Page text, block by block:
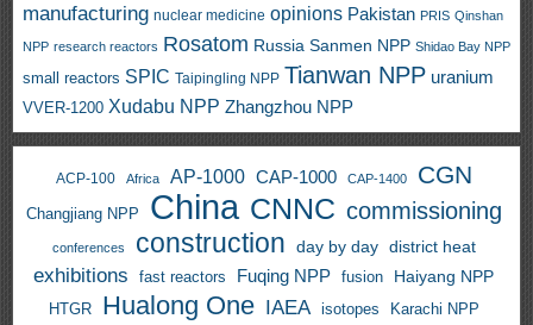
manufacturing nuclear medicine opinions Pakistan PRIS Qinshan
NPP research reactors Rosatom Russia Sanmen NPP Shidao Bay NPP
small reactors SPIC Taipingling NPP Tianwan NPP uranium
VVER-1200 Xudabu NPP Zhangzhou NPP
ACP-100 Africa AP-1000 CAP-1000 CAP-1400 CGN
Changjiang NPP China CNNC commissioning
conferences construction day by day district heat
exhibitions fast reactors Fuqing NPP fusion Haiyang NPP
HTGR Hualong One IAEA isotopes Karachi NPP